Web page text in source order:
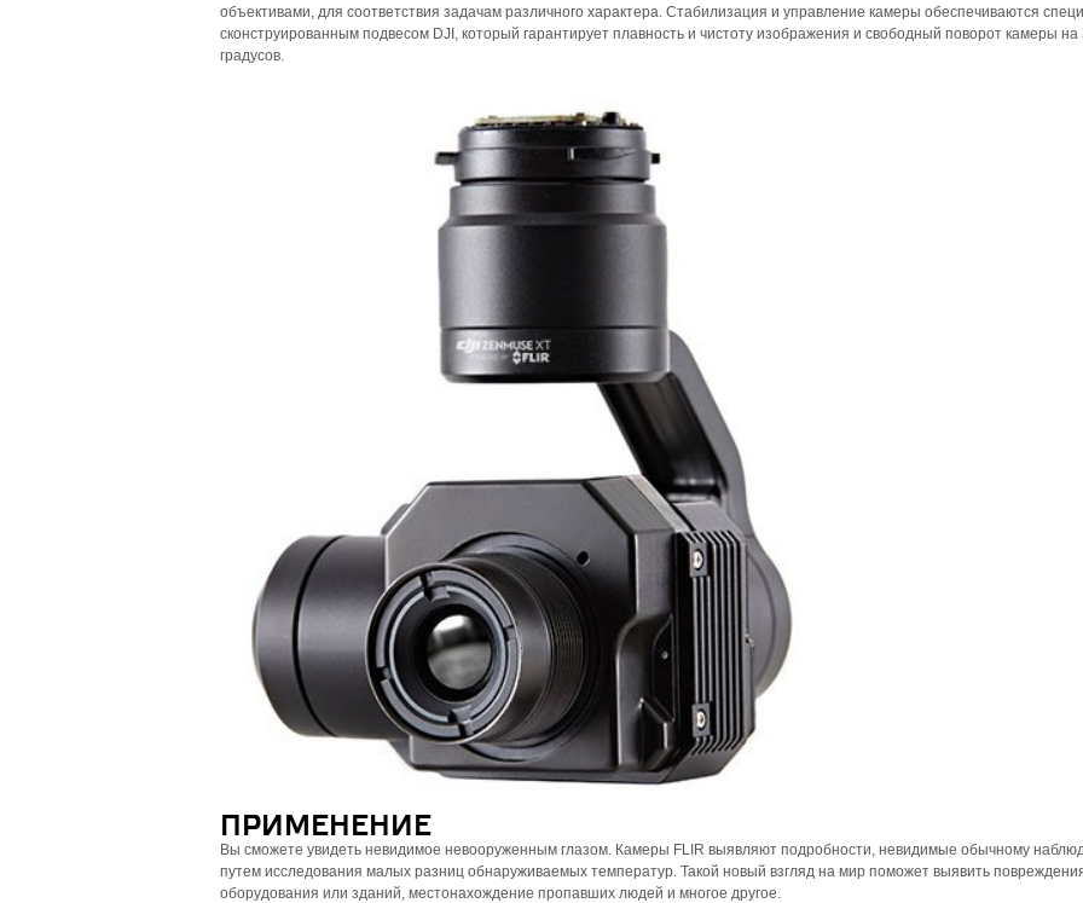
объективами, для соответствия задачам различного характера. Стабилизация и управление камеры обеспечиваются
сконструированным подвесом DJI, который гарантирует плавность и чистоту изображения и свободный поворот камеры на
градусов.
ПРИМЕНЕНИЕ
Вы сможете увидеть невидимое невооруженным глазом. Камеры FLIR выявляют подробности, невидимые обычному
путем исследования малых разниц обнаруживаемых температур. Такой новый взгляд на мир поможет выявить
оборудования или зданий, местонахождение пропавших людей и многое другое.